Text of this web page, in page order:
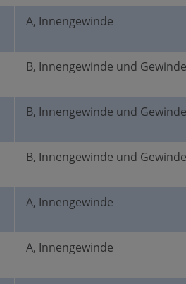
A, Innengewinde
B, Innengewinde und
B, Innengewinde und
B, Innengewinde und
A, Innengewinde
A, Innengewinde